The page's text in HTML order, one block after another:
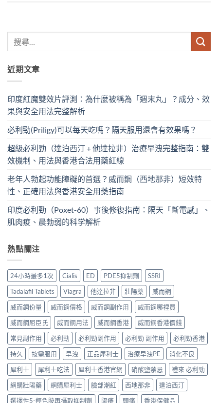
近期文章
印度紅魔雙效片評測：為什麼被稱為「週末丸」？成分、效
果與安全用法完整解析
必利勁(Priligy)可以每天吃嗎？隔天服用還會有效果嗎？
超級必利勁（達泊西汀 + 他達拉非）治療早洩完整指南：雙
效機制、用法與香港合法用藥紅線
老年人勃起功能障礙的首選？威而鋼（西地那非）短效特
性、正確用法與香港安全用藥指南
印度必利勁（Poxet-60）事後修復指南：隔天「斷電感」、
肌肉痠、晨勃弱的科学解析
熱點關注
24小時最多1次 Cialis ED PDE5抑制劑
SSRI
Tadalafil Tablets
Viagra 他達拉非 壯陽藥
威而鋼
威而鋼份量
威而鋼價格 威而鋼副作用
威而鋼哪裡買
威而鋼屈臣氏
威而鋼用法 威而鋼香港
威而鋼香港價錢
常見副作用
必利勁 必利勁副作用 必利勁 副作用
必利勁香港
持久
按需服用 早洩 正品犀利士 治療早洩PE
消化不良
犀利士
犀利士吃法 犀利士香港官網 硝酸鹽禁忌
禮來 必利勁
網購壯陽藥
網購犀利士 臉部潮紅 西地那非
達泊西汀
選擇性5-羥色胺再攝取抑制劑
陽痿 頭痛 香港保健品